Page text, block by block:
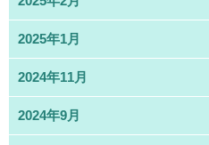
2025年1月
2024年11月
2024年9月